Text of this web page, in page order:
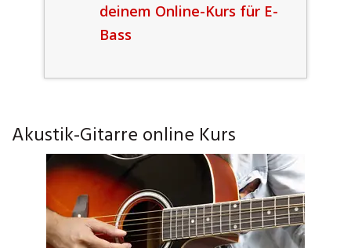
deinem Online-Kurs für E-
Bass
Akustik-Gitarre online Kurs